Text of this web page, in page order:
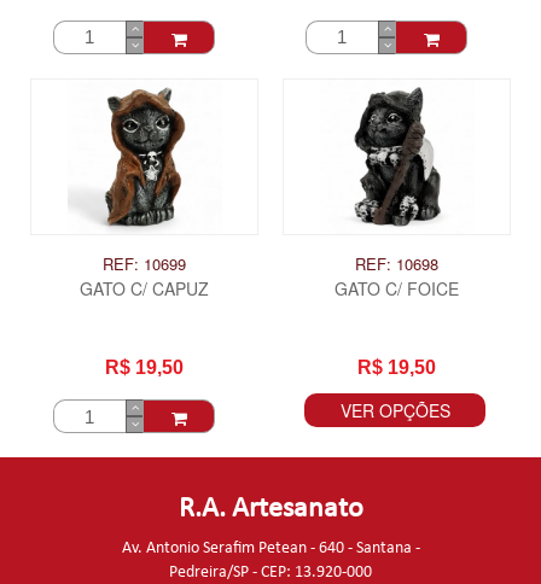
REF: 10699
GATO C/ CAPUZ
R$ 19,50
REF: 10698
GATO C/ FOICE
R$ 19,50
VER OPÇÕES
R.A. Artesanato
Av. Antonio Serafim Petean - 640 - Santana -
Pedreira/SP - CEP: 13.920-000